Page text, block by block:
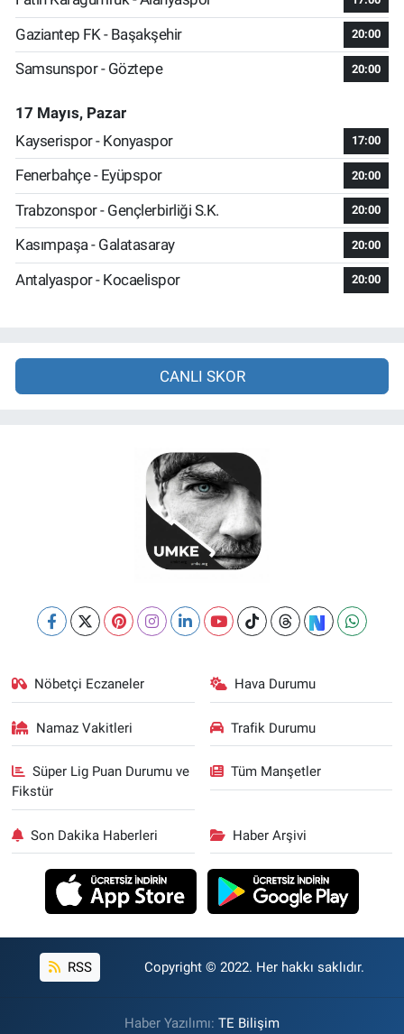
Gaziantep FK - Başakşehir 20:00
Samsunspor - Göztepe 20:00
17 Mayıs, Pazar
Kayserispor - Konyaspor
17:00
Fenerbahçe - Eyüpspor 20:00
Trabzonspor - Gençlerbirliği S.K. 20:00
Kasımpaşa - Galatasaray 20:00
Antalyaspor - Kocaelispor 20:00
CANLI SKOR
Nöbetçi Eczaneler Hava Durumu
Namaz Vakitleri Trafik Durumu
Süper Lig Puan Durumu ve
Fikstür
Tüm Manşetler
Son Dakika Haberleri Haber Arşivi
RSS Copyright © 2022. Her hakkı saklıdır.
Haber Yazılımı: TE Bilişim